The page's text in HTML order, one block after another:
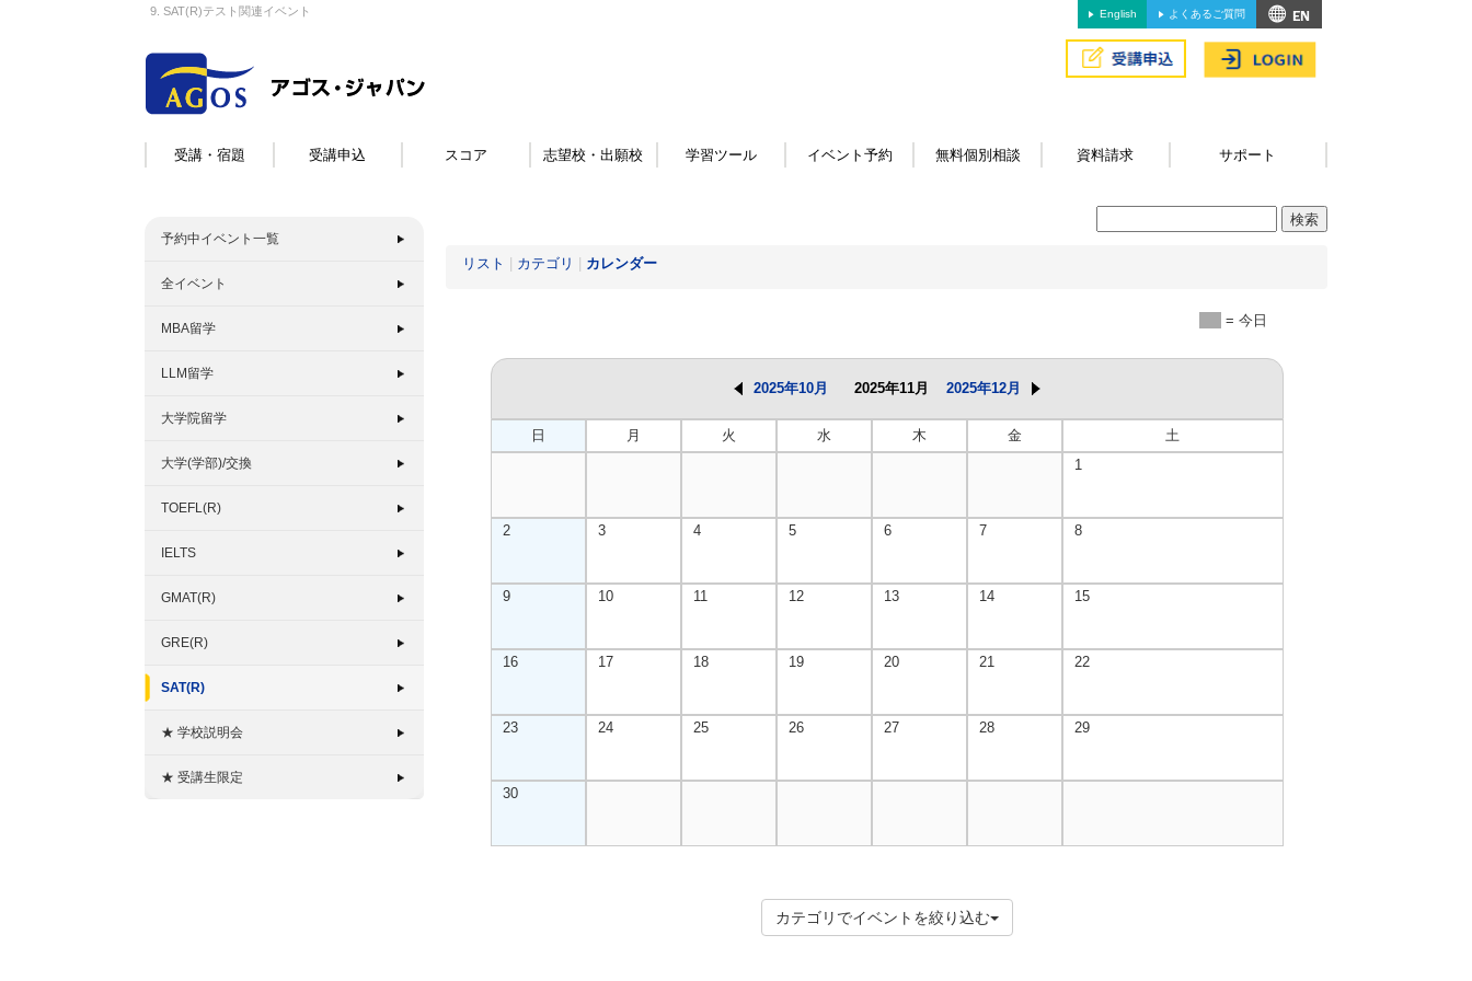
9. SAT(R)テスト関連イベント English よくあるご質問
受講・宿題 受講申込 スコア 志望校・出願校 学習ツール イベント予約 無料個別相談 資料請求 サポート
予約中イベント一覧
全イベント
MBA留学
LLM留学
大学院留学
大学(学部)/交換
TOEFL(R)
IELTS
GMAT(R)
GRE(R)
SAT(R)
★ 学校説明会
★ 受講生限定
リスト カテゴリ カレンダー
= 今日
2025年10月 2025年11月 2025年12月
日 月 火 水 木 金
土
1
2 3 4 5 6 7 8
9 10 11 12 13 14 15
16 17 18 19 20 21 22
23 24 25 26 27 28 29
30
カテゴリでイベントを絞り込む